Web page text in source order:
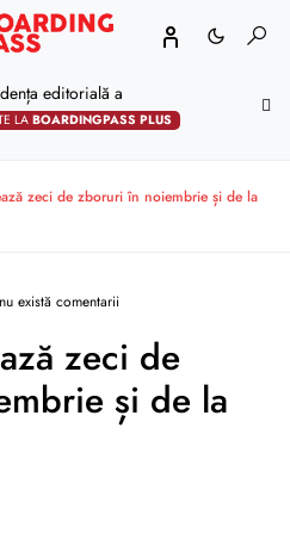
editorială a
LABOARDINGPASS PLUS
zeci de zboruri în noiembrie și de la
nu există comentarii
zeci de
și de la